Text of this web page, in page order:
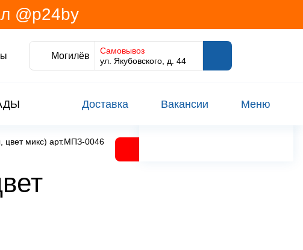
@p24by
Могилёв
Самовывоз
ул. Якубовского, д. 44
Доставка Вакансии Меню
микс) арт.МПЗ-0046 Китай